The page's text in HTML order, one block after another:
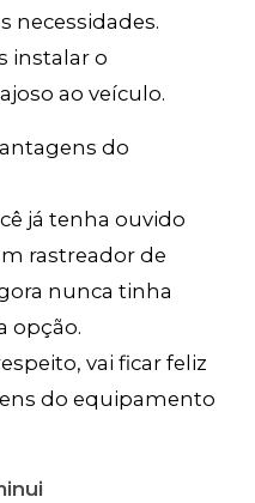
necessidades.
instalar o
ao veículo.
do
já tenha ouvido
rastreador de
nunca tinha
opção.
vai ficar feliz
do equipamento